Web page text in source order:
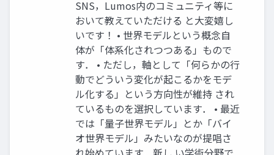
SNS，Lumos内のコミュニティ等に
おいて教えていただける と大変嬉し
いです！ • 世界モデルという概念自
体が「体系化されつつある」もので
す． • ただし，軸として「何らかの行
動でどういう変化が起こるかをモデ
ル化する」という方向性が維持 され
ているものを選択しています． • 最近
では「量子世界モデル」とか「バイ
オ世界モデル」みたいなのが提唱さ